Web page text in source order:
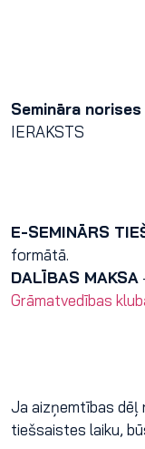
Semināra
IERAKSTS
E-SEMINĀRS
formātā.
DALĪBAS MAKSA
Grāmatvedības
Ja aizņemtības dēļ
tiešsaistes laiku,